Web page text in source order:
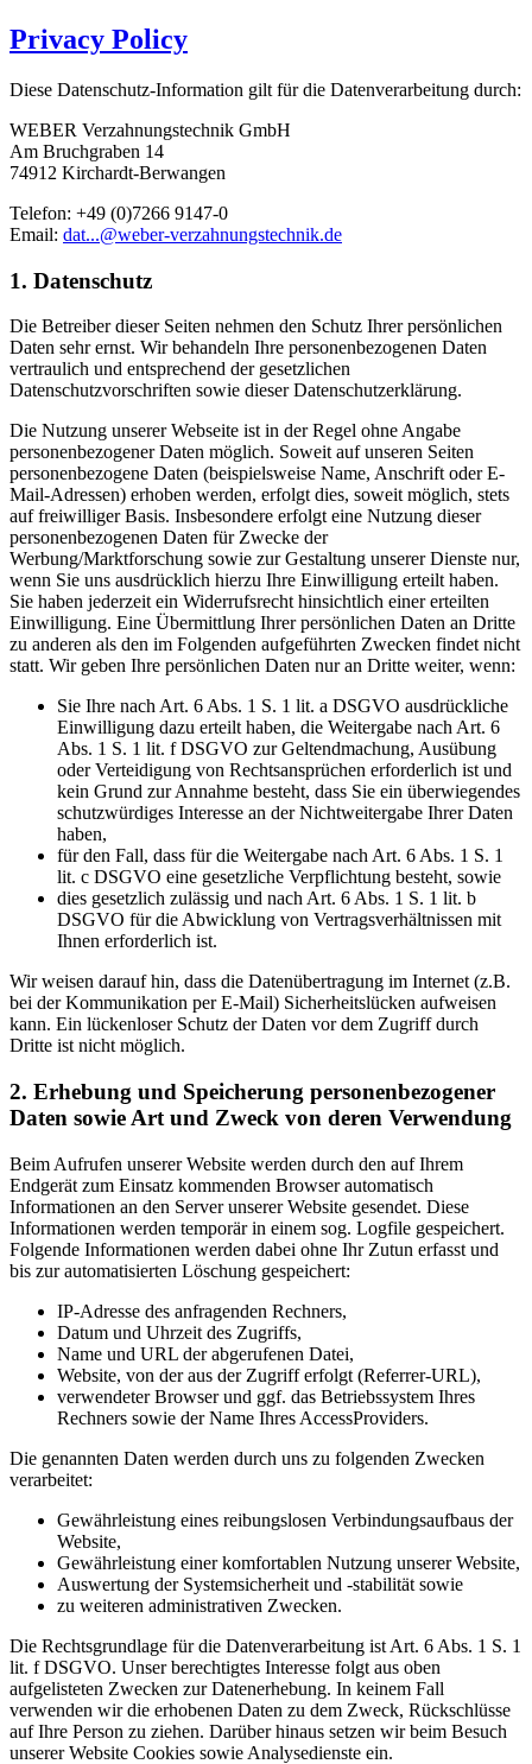
Privacy Policy
Diese Datenschutz-Information gilt für die Datenverarbeitung durch:
WEBER Verzahnungstechnik GmbH
Am Bruchgraben 14
74912 Kirchardt-Berwangen
Telefon: +49 (0)7266 9147-0
Email: dat...@weber-verzahnungstechnik.de
1. Datenschutz
Die Betreiber dieser Seiten nehmen den Schutz Ihrer persönlichen
Daten sehr ernst. Wir behandeln Ihre personenbezogenen Daten
vertraulich und entsprechend der gesetzlichen
Datenschutzvorschriften sowie dieser Datenschutzerklärung.
Die Nutzung unserer Webseite ist in der Regel ohne Angabe
personenbezogener Daten möglich. Soweit auf unseren Seiten
personenbezogene Daten (beispielsweise Name, Anschrift oder E-
Mail-Adressen) erhoben werden, erfolgt dies, soweit möglich, stets
auf freiwilliger Basis. Insbesondere erfolgt eine Nutzung dieser
personenbezogenen Daten für Zwecke der
Werbung/Marktforschung sowie zur Gestaltung unserer Dienste nur,
wenn Sie uns ausdrücklich hierzu Ihre Einwilligung erteilt haben.
Sie haben jederzeit ein Widerrufsrecht hinsichtlich einer erteilten
Einwilligung. Eine Übermittlung Ihrer persönlichen Daten an Dritte
zu anderen als den im Folgenden aufgeführten Zwecken findet nicht
statt. Wir geben Ihre persönlichen Daten nur an Dritte weiter, wenn:
Sie Ihre nach Art. 6 Abs. 1 S. 1 lit. a DSGVO ausdrückliche
Einwilligung dazu erteilt haben, die Weitergabe nach Art. 6
Abs. 1 S. 1 lit. f DSGVO zur Geltendmachung, Ausübung
oder Verteidigung von Rechtsansprüchen erforderlich ist und
kein Grund zur Annahme besteht, dass Sie ein überwiegendes
schutzwürdiges Interesse an der Nichtweitergabe Ihrer Daten
haben,
für den Fall, dass für die Weitergabe nach Art. 6 Abs. 1 S. 1
lit. c DSGVO eine gesetzliche Verpflichtung besteht, sowie
dies gesetzlich zulässig und nach Art. 6 Abs. 1 S. 1 lit. b
DSGVO für die Abwicklung von Vertragsverhältnissen mit
Ihnen erforderlich ist.
Wir weisen darauf hin, dass die Datenübertragung im Internet (z.B.
bei der Kommunikation per E-Mail) Sicherheitslücken aufweisen
kann. Ein lückenloser Schutz der Daten vor dem Zugriff durch
Dritte ist nicht möglich.
2. Erhebung und Speicherung personenbezogener
Daten sowie Art und Zweck von deren Verwendung
Beim Aufrufen unserer Website werden durch den auf Ihrem
Endgerät zum Einsatz kommenden Browser automatisch
Informationen an den Server unserer Website gesendet. Diese
Informationen werden temporär in einem sog. Logfile gespeichert.
Folgende Informationen werden dabei ohne Ihr Zutun erfasst und
bis zur automatisierten Löschung gespeichert:
IP-Adresse des anfragenden Rechners,
Datum und Uhrzeit des Zugriffs,
Name und URL der abgerufenen Datei,
Website, von der aus der Zugriff erfolgt (Referrer-URL),
verwendeter Browser und ggf. das Betriebssystem Ihres
Rechners sowie der Name Ihres AccessProviders.
Die genannten Daten werden durch uns zu folgenden Zwecken
verarbeitet:
Gewährleistung eines reibungslosen Verbindungsaufbaus der
Website,
Gewährleistung einer komfortablen Nutzung unserer Website,
Auswertung der Systemsicherheit und -stabilität sowie
zu weiteren administrativen Zwecken.
Die Rechtsgrundlage für die Datenverarbeitung ist Art. 6 Abs. 1 S. 1
lit. f DSGVO. Unser berechtigtes Interesse folgt aus oben
aufgelisteten Zwecken zur Datenerhebung. In keinem Fall
verwenden wir die erhobenen Daten zu dem Zweck, Rückschlüsse
auf Ihre Person zu ziehen. Darüber hinaus setzen wir beim Besuch
unserer Website Cookies sowie Analysedienste ein.